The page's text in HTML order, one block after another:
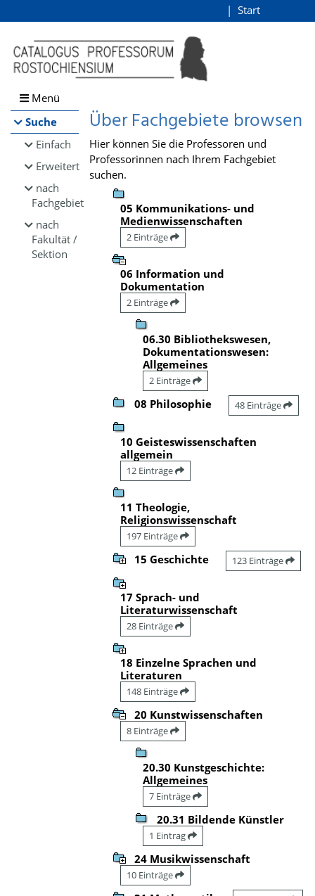
Browsen
direkt zum Inhalt
Start
Menü
Suche
Einfach
Erweitert
nach
Fachgebiet
nach
Fakultät /
Sektion
Über Fachgebiete browsen
Hier können Sie die Professoren und
Professorinnen nach Ihrem Fachgebiet
suchen.
05 Kommunikations- und
Medienwissenschaften
2 Einträge
06 Information und
Dokumentation
2 Einträge
06.30 Bibliothekswesen,
Dokumentationswesen:
Allgemeines
2 Einträge
08 Philosophie 48 Einträge
10 Geisteswissenschaften
allgemein
12 Einträge
11 Theologie,
Religionswissenschaft
197 Einträge
15 Geschichte 123 Einträge
17 Sprach- und
Literaturwissenschaft
28 Einträge
18 Einzelne Sprachen und
Literaturen
148 Einträge
20 Kunstwissenschaften
8 Einträge
20.30 Kunstgeschichte:
Allgemeines
7 Einträge
20.31 Bildende Künstler
1 Eintrag
24 Musikwissenschaft
10 Einträge